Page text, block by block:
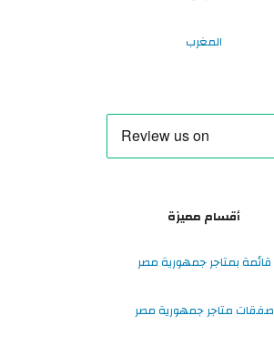
المغرب
أقسام مميزة
قائمة بمتاجر جمهورية مصر
صفقات متاجر جمهورية مصر